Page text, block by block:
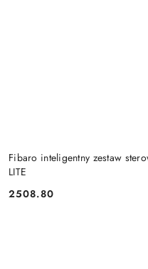
Fibaro inteligentny zestaw
LITE
Cena:
2508.80